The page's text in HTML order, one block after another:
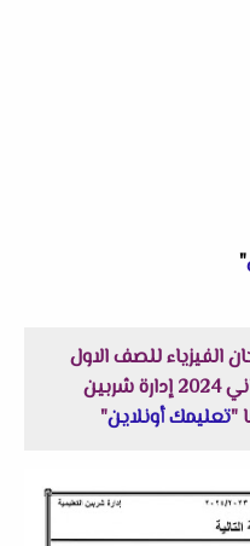
"
الفيزياء للصف الاول
الثانوي الفصل الدراسي الثاني 2024 إدارة شربين
"تعليمك أونلاين"